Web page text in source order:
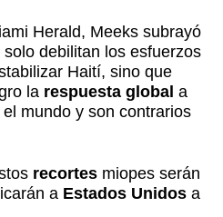
Herald, Meeks subrayó
solo debilitan los esfuerzos
Haití, sino que
la respuesta global a
mundo y son contrarios
recortes miopes serán
a Estados Unidos a